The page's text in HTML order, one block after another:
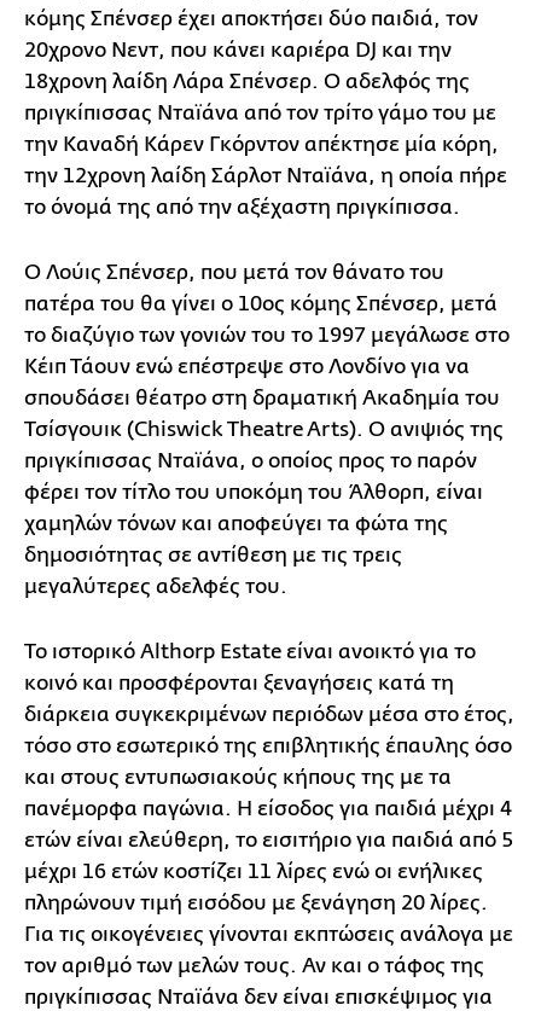
κόμης Σπένσερ έχει αποκτήσει δύο παιδιά, τον
20χρονο Νεντ, που κάνει καριέρα DJ και την
18χρονη λαίδη Λάρα Σπένσερ. Ο αδελφός της
πριγκίπισσας Νταϊάνα από τον τρίτο γάμο του με
την Καναδή Κάρεν Γκόρντον απέκτησε μία κόρη,
την 12χρονη λαίδη Σάρλοτ Νταϊάνα, η οποία πήρε
το όνομά της από την αξέχαστη πριγκίπισσα.
Ο Λούις Σπένσερ, που μετά τον θάνατο του
πατέρα του θα γίνει ο 10ος κόμης Σπένσερ, μετά
το διαζύγιο των γονιών του το 1997 μεγάλωσε στο
Κέιπ Τάουν ενώ επέστρεψε στο Λονδίνο για να
σπουδάσει θέατρο στη δραματική Ακαδημία του
Τσίσγουικ (Chiswick Theatre Arts). Ο ανιψιός της
πριγκίπισσας Νταϊάνα, ο οποίος προς το παρόν
φέρει τον τίτλο του υποκόμη του Άλθορπ, είναι
χαμηλών τόνων και αποφεύγει τα φώτα της
δημοσιότητας σε αντίθεση με τις τρεις
μεγαλύτερες αδελφές του.
Το ιστορικό Althorp Estate είναι ανοικτό για το
κοινό και προσφέρονται ξεναγήσεις κατά τη
διάρκεια συγκεκριμένων περιόδων μέσα στο έτος,
τόσο στο εσωτερικό της επιβλητικής έπαυλης όσο
και στους εντυπωσιακούς κήπους της με τα
πανέμορφα παγώνια. Η είσοδος για παιδιά μέχρι 4
ετών είναι ελεύθερη, το εισιτήριο για παιδιά από 5
μέχρι 16 ετών κοστίζει 11 λίρες ενώ οι ενήλικες
πληρώνουν τιμή εισόδου με ξενάγηση 20 λίρες.
Για τις οικογένειες γίνονται εκπτώσεις ανάλογα με
τον αριθμό των μελών τους. Αν και ο τάφος της
πριγκίπισσας Νταϊάνα δεν είναι επισκέψιμος για